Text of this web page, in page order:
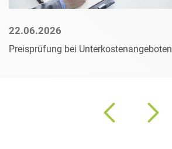
22.06.2026
Preisprüfung bei Unterkostenangeboten